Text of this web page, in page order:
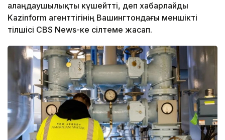
алаңдаушылықты күшейтті, деп хабарлайды
Kazinform агенттігінің Вашингтондағы меншікті
тілшісі CBS News-ке сілтеме жасап.